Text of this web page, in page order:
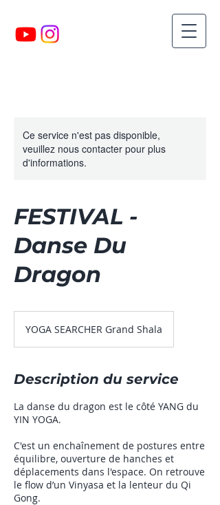
Ce service n'est pas disponible,
veuillez nous contacter pour plus
d'informations.
FESTIVAL -
Danse Du
Dragon
YOGA SEARCHER Grand Shala
Description du service
La danse du dragon est le côté YANG du
YIN YOGA.
C'est un enchaînement de postures entre
équilibre, ouverture de hanches et
déplacements dans l'espace. On retrouve
le flow d’un Vinyasa et la lenteur du Qi
Gong.